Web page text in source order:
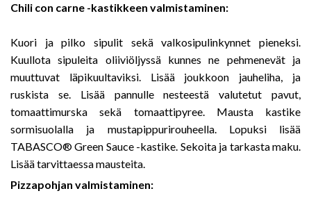
Chili con carne -kastikkeen valmistaminen:
Kuori ja pilko sipulit sekä valkosipulinkynnet pieneksi.
Kuullota sipuleita oliiviöljyssä kunnes ne pehmenevät ja
muuttuvat läpikuultaviksi. Lisää joukkoon jauheliha, ja
ruskista se. Lisää pannulle nesteestä valutetut pavut,
tomaattimurska sekä tomaattipyree. Mausta kastike
sormisuolalla ja mustapippurirouheella. Lopuksi lisää
TABASCO® Green Sauce -kastike. Sekoita ja tarkasta maku.
Lisää tarvittaessa mausteita.
Pizzapohjan valmistaminen: